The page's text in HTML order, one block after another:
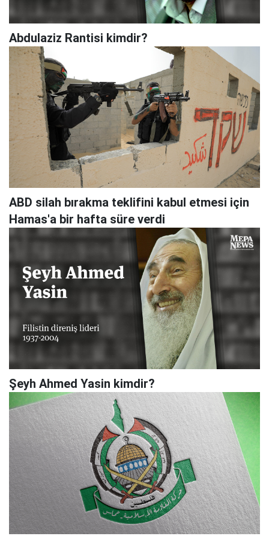
Abdulaziz Rantisi kimdir?
ABD silah bırakma teklifini kabul etmesi için
Hamas'a bir hafta süre verdi
Şeyh Ahmed Yasin kimdir?